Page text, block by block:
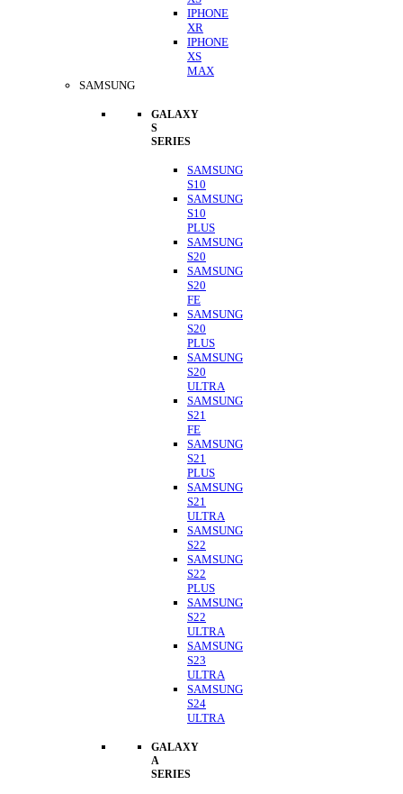
IPHONE
XR
IPHONE
XS
MAX
SAMSUNG
GALAXY
S
SERIES
SAMSUNG
S10
SAMSUNG
S10
PLUS
SAMSUNG
S20
SAMSUNG
S20
FE
SAMSUNG
S20
PLUS
SAMSUNG
S20
ULTRA
SAMSUNG
S21
FE
SAMSUNG
S21
PLUS
SAMSUNG
S21
ULTRA
SAMSUNG
S22
SAMSUNG
S22
PLUS
SAMSUNG
S22
ULTRA
SAMSUNG
S23
ULTRA
SAMSUNG
S24
ULTRA
GALAXY
A
SERIES